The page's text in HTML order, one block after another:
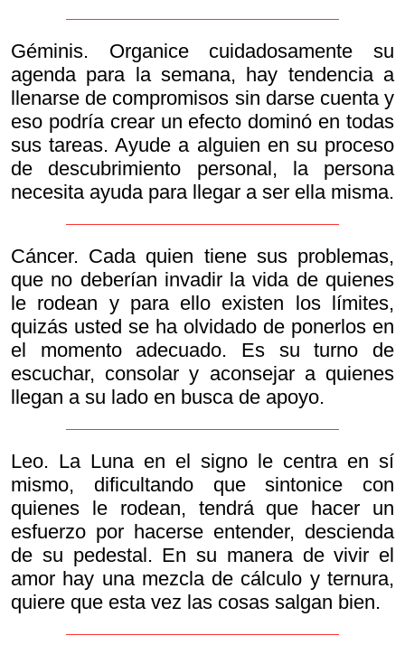
Géminis. Organice cuidadosamente su
agenda para la semana, hay tendencia a
llenarse de compromisos sin darse cuenta y
eso podría crear un efecto dominó en todas
sus tareas. Ayude a alguien en su proceso
de descubrimiento personal, la persona
necesita ayuda para llegar a ser ella misma.
Cáncer. Cada quien tiene sus problemas,
que no deberían invadir la vida de quienes
le rodean y para ello existen los límites,
quizás usted se ha olvidado de ponerlos en
el momento adecuado. Es su turno de
escuchar, consolar y aconsejar a quienes
llegan a su lado en busca de apoyo.
Leo. La Luna en el signo le centra en sí
mismo, dificultando que sintonice con
quienes le rodean, tendrá que hacer un
esfuerzo por hacerse entender, descienda
de su pedestal. En su manera de vivir el
amor hay una mezcla de cálculo y ternura,
quiere que esta vez las cosas salgan bien.